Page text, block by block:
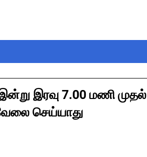
இரவு 7.00 மணி முதல்
செய்யாது